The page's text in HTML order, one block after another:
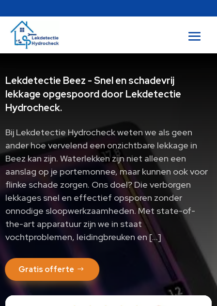
Lekdetectie Beez - Snel en schadevrij
lekkage opgespoord door Lekdetectie
Hydrocheck.
Bij Lekdetectie Hydrocheck weten we als geen
ander hoe vervelend een onzichtbare lekkage in
Beez kan zijn. Waterlekken zijn niet alleen een
aanslag op je portemonnee, maar kunnen ook voor
flinke schade zorgen. Ons doel? Die verborgen
lekkages snel en effectief opsporen zonder
onnodige sloopwerkzaamheden. Met state-of-
the-art apparatuur zijn we in staat
vochtproblemen, leidingbreuken en […]
Gratis offerte